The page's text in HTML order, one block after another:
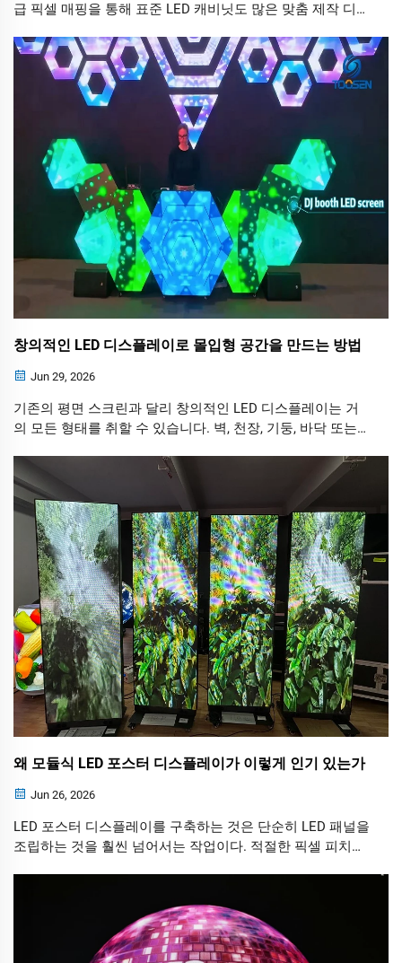
급 픽셀 매핑을 통해 표준 LED 캐비닛도 많은 맞춤 제작 디스
니다.
창의적인 LED 디스플레이로 몰입형 공간을 만드는 방법
Jun 29, 2026
기존의 평면 스크린과 달리 창의적인 LED 디스플레이는 거
의 모든 형태를 취할 수 있습니다. 벽, 천장, 기둥, 바닥 또는
없는 시각적 경험으로 탈바꿈시킵니다.
왜 모듈식 LED 포스터 디스플레이가 이렇게 인기 있는가
Jun 26, 2026
LED 포스터 디스플레이를 구축하는 것은 단순히 LED 패널을
조립하는 것을 훨씬 넘어서는 작업이다. 적절한 픽셀 피치와
계가 디스플레이의 전반적인 성능에 매우 중요한 역할을 한